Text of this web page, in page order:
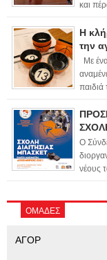
και
Η
την
Με
Ο
νέους
ΟΜΑΔΕΣ
ΑΓΟΡ